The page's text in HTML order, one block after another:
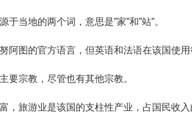
当地的两个词，意思是”家”和”站”。
阿图的官方语言，但英语和法语在该国使用
要宗教，尽管也有其他宗教。
，旅游业是该国的支柱性产业，占国民收入